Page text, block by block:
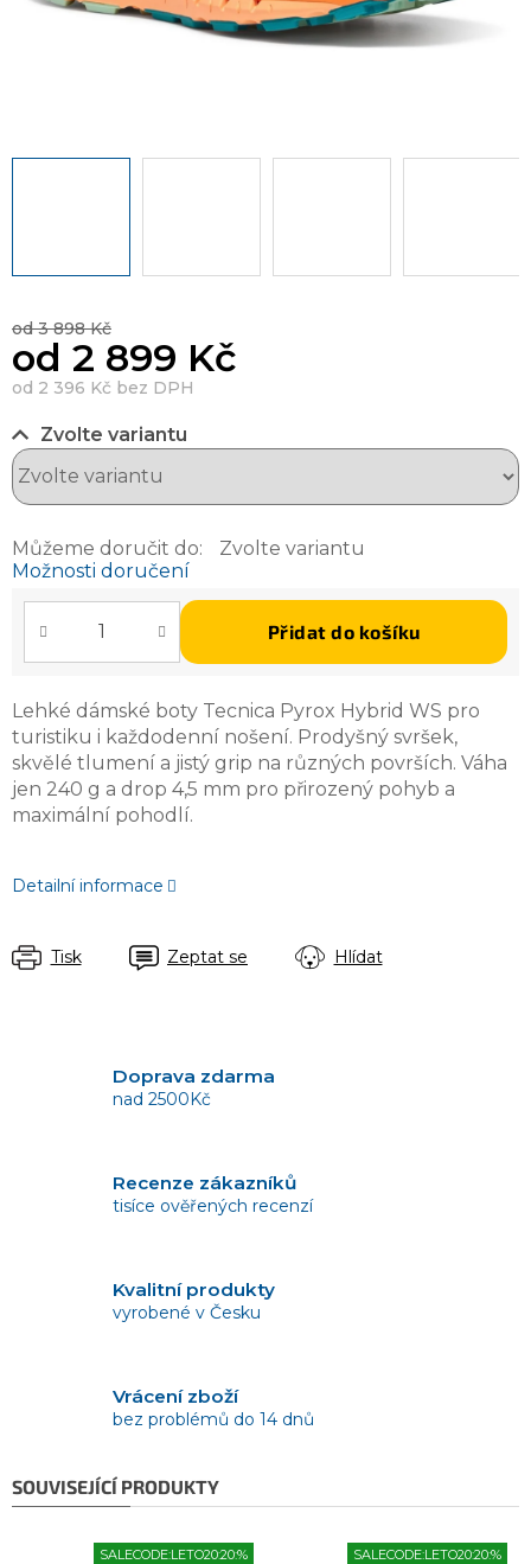
od 3 898 Kč
od 2 899 Kč
od 2 396 Kč bez DPH
Zvolte variantu
Můžeme doručit do:
Zvolte variantu
Možnosti doručení
Přidat do košíku
Lehké dámské boty Tecnica Pyrox Hybrid WS pro
turistiku i každodenní nošení. Prodyšný svršek,
skvělé tlumení a jistý grip na různých površích. Váha
jen 240 g a drop 4,5 mm pro přirozený pohyb a
maximální pohodlí.
Detailní informace
Tisk Zeptat se Hlídat
Doprava zdarma
nad 2500Kč
Recenze zákazníků
tisíce ověřených recenzí
Kvalitní produkty
vyrobené v Česku
Vrácení zboží
bez problémů do 14 dnů
SOUVISEJÍCÍ PRODUKTY
SALECODE:LETO20:20:% SALECODE:LETO20:20:%